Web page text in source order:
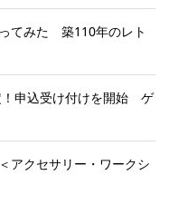
てみた 築110年のレト
！申込受け付けを開始 ゲ
アクセサリー・ワークシ